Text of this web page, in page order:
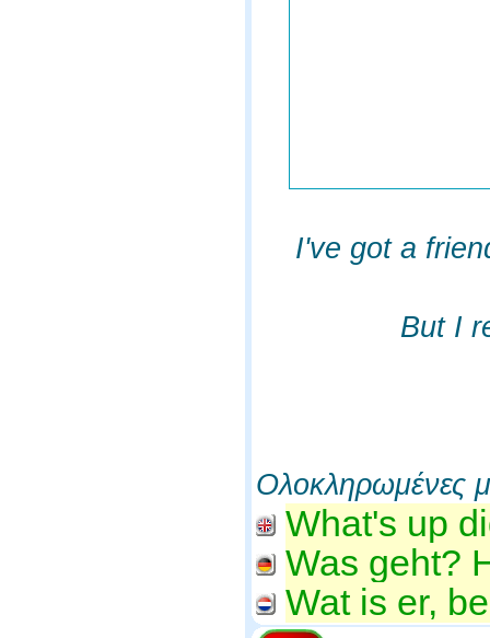
I've got a
But I
Ολοκληρωμένες
What's up
Was geht?
Wat is er,